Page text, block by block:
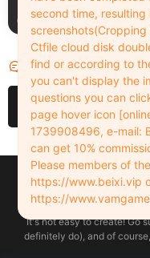
23小时前
评论 0
Copyleft © 2022-
创作不易！有能力的同学可
了，您
It's not easy to create! Go
definitely do), and of
second time,
Ctfile cloud disk
find or according to
you can't display the
questions you can
page hover icon
1739908496, e-mail:
can get 10%
Please members of
https://www.beixi.vip
https://